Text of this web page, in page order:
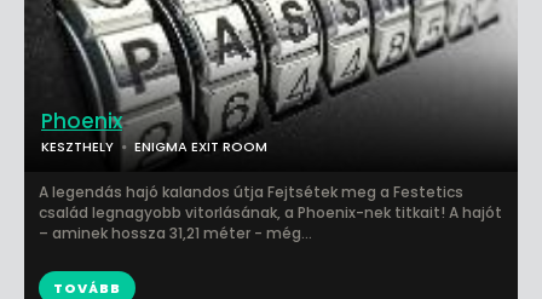
Phoenix
KESZTHELY ENIGMA EXIT ROOM
A legendás hajó kalandos útja Fejtsétek meg a Festetics
család legnagyobb vitorlásának, a Phoenix-nek titkait! A hajót
– aminek hossza 31,21 méter - még...
TOVÁBB